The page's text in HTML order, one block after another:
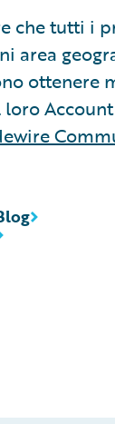
che tutti i
area
ottenere